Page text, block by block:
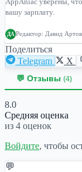
вашу зарплату.
ДА Редактор: Давид Артов
Поделиться
Telegram
X
💬 Отзывы (4)
8.0
Средняя оценка
из 4 оценок
Войдите, чтобы
💬